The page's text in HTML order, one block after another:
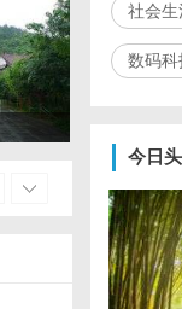
社会生
数码科
今日